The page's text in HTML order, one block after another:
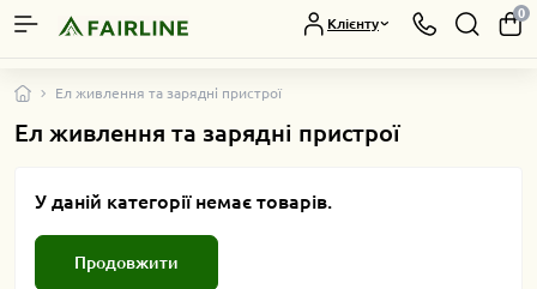
Клієнту
0
Ел живлення та зарядні пристрої
Ел живлення та зарядні пристрої
У даній категорії немає товарів.
Продовжити